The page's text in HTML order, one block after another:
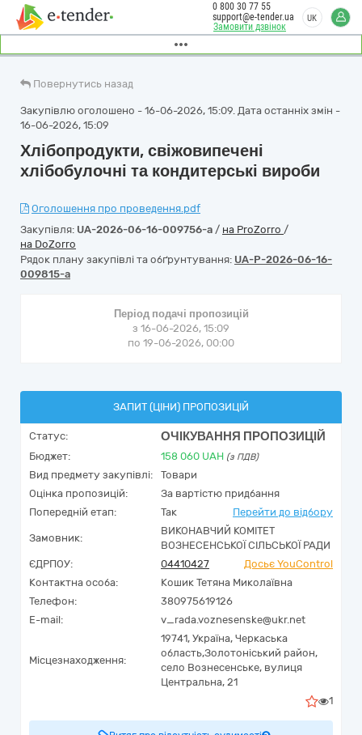
Замовити дзвінок
0 800 30 77 55
support@e-tender.ua
UK
Повернутись назад
Закупівлю оголошено - 16-06-2026, 15:09. Дата останніх змін -
16-06-2026, 15:09
Хлібопродукти, свіжовипечені
хлібобулочні та кондитерські вироби
Оголошення про проведення.pdf
Закупівля: UA-2026-06-16-009756-a / на ProZorro /
на DoZorro
Рядок плану закупівлі та обґрунтування: UA-P-2026-06-16-
009815-a
Період подачі пропозицій
з 16-06-2026, 15:09
по 19-06-2026, 00:00
ЗАПИТ (ЦІНИ) ПРОПОЗИЦІЙ
Статус: ОЧІКУВАННЯ ПРОПОЗИЦІЙ
Бюджет: 158 060 UAH (з ПДВ)
Вид предмету закупівлі:
Товари
Оцінка пропозицій:
За вартістю придбання
Попередній етап:
Так Перейти до відбору
Замовник:
ВИКОНАВЧИЙ КОМІТЕТ
ВОЗНЕСЕНСЬКОЇ СІЛЬСЬКОЇ РАДИ
ЄДРПОУ:
04410427
Досьє YouControl
Контактна особа:
Кошик Тетяна Миколаївна
Телефон:
380975619126
E-mail:
v_rada.voznesenske@ukr.net
Місцезнаходження:
19741, Україна, Черкаська
область,Золотоніський район,
село Вознесенське, вулиця
Центральна, 21
1